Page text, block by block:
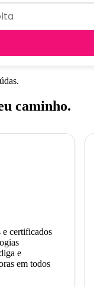
caminho.
e certificados
e
em todos